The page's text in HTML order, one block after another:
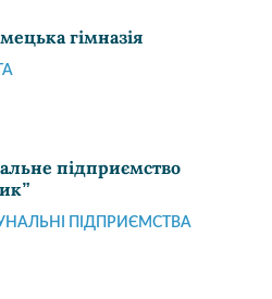
гімназія
підприємство
ПІДПРИЄМСТВА